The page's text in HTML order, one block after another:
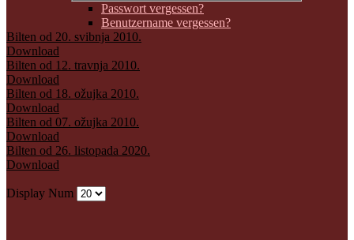
Passwort vergessen?
Benutzername vergessen?
Bilten od 20. svibnja 2010.
Download
Bilten od 12. travnja 2010.
Download
Bilten od 18. ožujka 2010.
Download
Bilten od 07. ožujka 2010.
Download
Bilten od 26. listopada 2020.
Download
Display Num